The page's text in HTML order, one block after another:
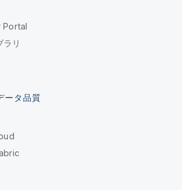
Portal
ラリ
ータ品質